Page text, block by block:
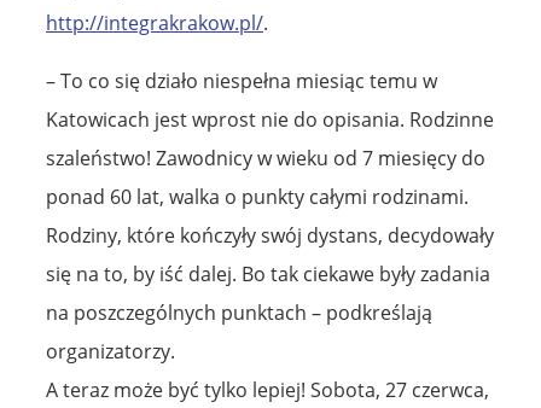
http://integrakrakow.pl/.
– To co się działo niespełna miesiąc temu w
Katowicach jest wprost nie do opisania. Rodzinne
szaleństwo! Zawodnicy w wieku od 7 miesięcy do
ponad 60 lat, walka o punkty całymi rodzinami.
Rodziny, które kończyły swój dystans, decydowały
się na to, by iść dalej. Bo tak ciekawe były zadania
na poszczególnych punktach – podkreślają
organizatorzy.
A teraz może być tylko lepiej! Sobota, 27 czerwca,